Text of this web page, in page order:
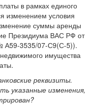
в рамках единого
изменением условия
суммы аренды
Президиума ВАС РФ от
А59-3535/07-С9(С-5)).
имущества
реквизиты.
указанные изменения,